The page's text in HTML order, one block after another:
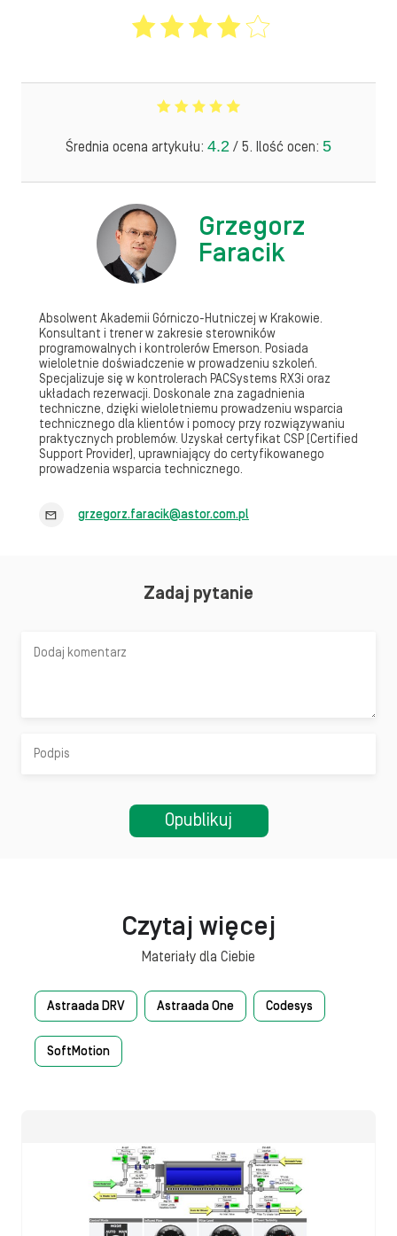
Średnia ocena artykułu: 4.2 / 5. Ilość ocen: 5
Grzegorz
Faracik
Absolwent Akademii Górniczo-Hutniczej w Krakowie.
Konsultant i trener w zakresie sterowników
programowalnych i kontrolerów Emerson. Posiada
wieloletnie doświadczenie w prowadzeniu szkoleń.
Specjalizuje się w kontrolerach PACSystems RX3i oraz
układach rezerwacji. Doskonale zna zagadnienia
techniczne, dzięki wieloletniemu prowadzeniu wsparcia
technicznego dla klientów i pomocy przy rozwiązywaniu
praktycznych problemów. Uzyskał certyfikat CSP (Certified
Support Provider), uprawniający do certyfikowanego
prowadzenia wsparcia technicznego.
grzegorz.faracik@astor.com.pl
Zadaj pytanie
Czytaj więcej
Materiały dla Ciebie
Astraada DRV Astraada One Codesys
SoftMotion